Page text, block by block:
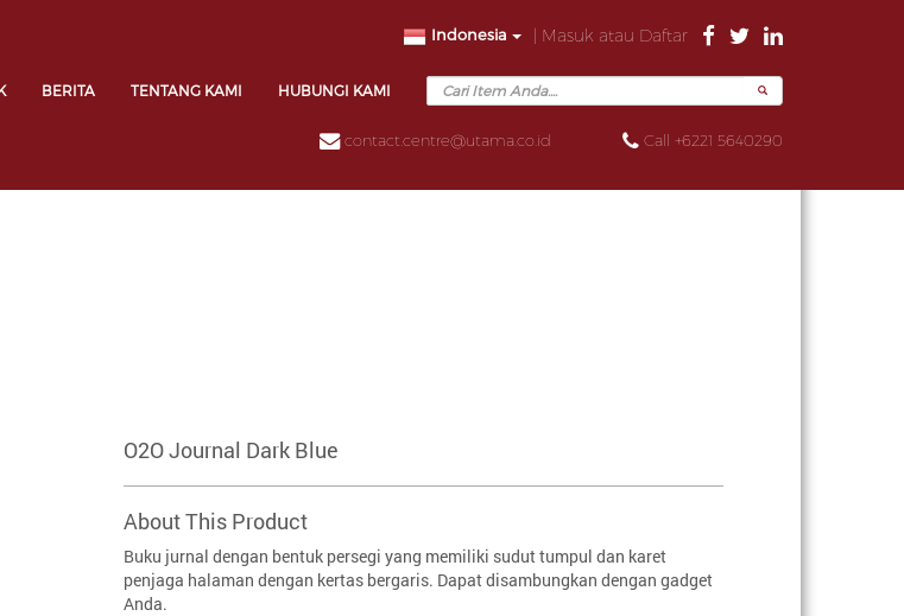
| Masuk atau Daftar
Indonesia
BERITA TENTANG KAMI HUBUNGI KAMI
contact.centre@utama.co.id Call +6221 5640290
O2O Journal Dark Blue
About This Product
Buku jurnal dengan bentuk persegi yang memiliki sudut tumpul dan karet
penjaga halaman dengan kertas bergaris. Dapat disambungkan dengan gadget
Anda.